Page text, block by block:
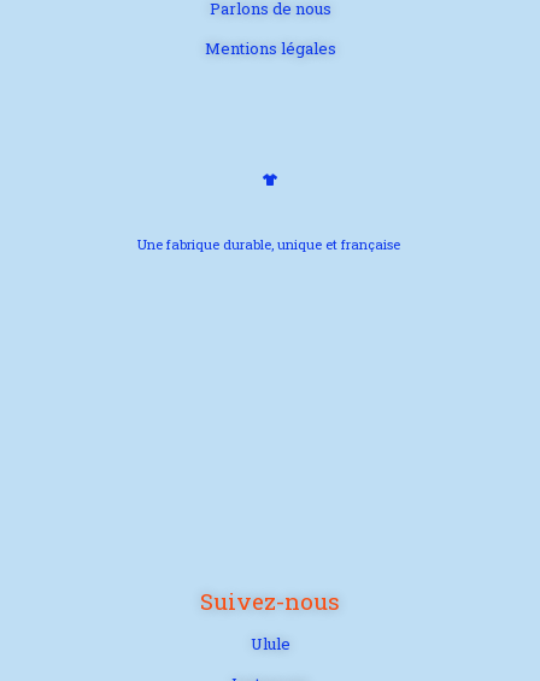
Parlons de nous
Mentions légales
Une fabrique durable, unique et française
Suivez-nous
Ulule